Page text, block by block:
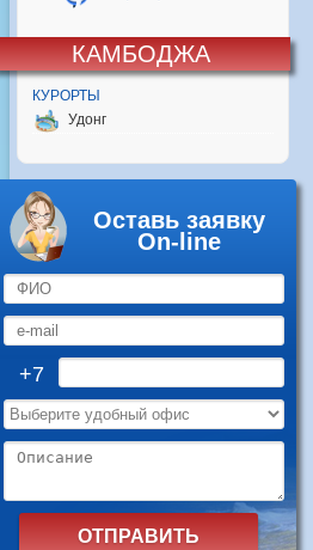
КАМБОДЖА
КУРОРТЫ
Удонг
Оставь заявку
On-line
+7